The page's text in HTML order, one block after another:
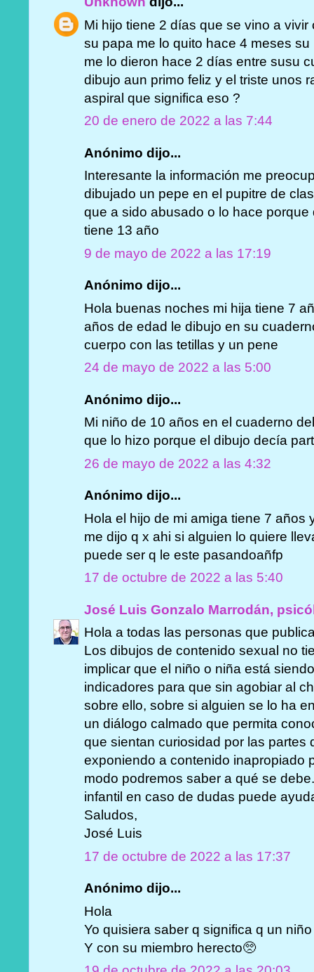
Mi hijo tiene 2 días que se vino a
su papa me lo quito hace 4 meses
me lo dieron hace 2 días entre susu
dibujo aun primo feliz y el triste unos
aspiral que significa eso ?
20 de enero de 2022 a las 7:44
Anónimo dijo...
Interesante la información me
dibujado un pepe en el pupitre de
que a sido abusado o lo hace
tiene 13 año
9 de mayo de 2022 a las 17:19
Anónimo dijo...
Hola buenas noches mi hija tiene 7
años de edad le dibujo en su
cuerpo con las tetillas y un pene
24 de mayo de 2022 a las 5:00
Anónimo dijo...
Mi niño de 10 años en el cuaderno
que lo hizo porque el dibujo decía
26 de mayo de 2022 a las 4:32
Anónimo dijo...
Hola el hijo de mi amiga tiene 7 años
me dijo q x ahi si alguien lo quiere
puede ser q le este pasandoañfp
17 de octubre de 2022 a las 5:40
José Luis Gonzalo Marrodán,
Hola a todas las personas que
Los dibujos de contenido sexual no
implicar que el niño o niña está
indicadores para que sin agobiar al
sobre ello, sobre si alguien se lo ha
un diálogo calmado que permita
que sientan curiosidad por las partes
exponiendo a contenido inapropiado
modo podremos saber a qué se
infantil en caso de dudas puede
Saludos,
José Luis
17 de octubre de 2022 a las 17:37
Anónimo dijo...
Hola
Yo quisiera saber q significa q un
Y con su miembro herecto🥺